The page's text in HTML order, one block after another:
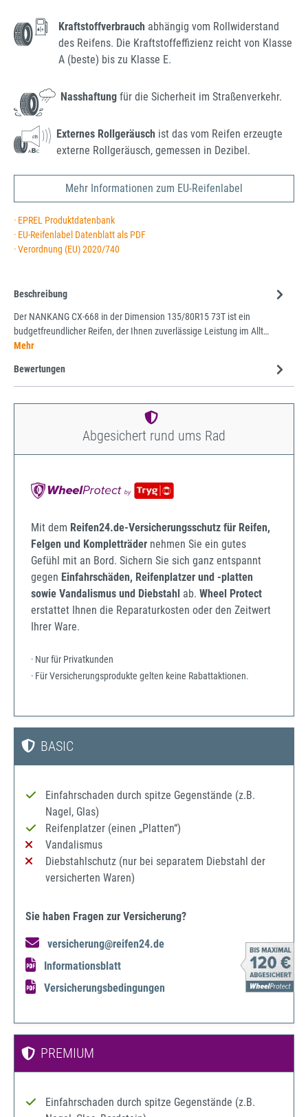
Kraftstoffverbrauch abhängig vom Rollwiderstand
des Reifens. Die Kraftstoffeffizienz reicht von Klasse
A (beste) bis zu Klasse E.
Nasshaftung für die Sicherheit im Straßenverkehr.
Externes Rollgeräusch ist das vom Reifen erzeugte
externe Rollgeräusch, gemessen in Dezibel.
Mehr Informationen zum EU-Reifenlabel
· EPREL Produktdatenbank
· EU-Reifenlabel Datenblatt als PDF
· Verordnung (EU) 2020/740
Beschreibung
Der NANKANG CX-668 in der Dimension 135/80R15 73T ist ein
budgetfreundlicher Reifen, der Ihnen zuverlässige Leistung im Allt…
Mehr
Bewertungen
Abgesichert rund ums Rad
Mit dem Reifen24.de-Versicherungsschutz für Reifen,
Felgen und Kompletträder nehmen Sie ein gutes
Gefühl mit an Bord. Sichern Sie sich ganz entspannt
gegen Einfahrschäden, Reifenplatzer und -platten
sowie Vandalismus und Diebstahl ab. Wheel Protect
erstattet Ihnen die Reparaturkosten oder den Zeitwert
Ihrer Ware.
· Nur für Privatkunden
· Für Versicherungsprodukte gelten keine Rabattaktionen.
BASIC
Einfahrschaden durch spitze Gegenstände (z.B.
Nagel, Glas)
Reifenplatzer (einen „Platten“)
Vandalismus
Diebstahlschutz (nur bei separatem Diebstahl der
versicherten Waren)
Sie haben Fragen zur Versicherung?
versicherung@reifen24.de
Informationsblatt
Versicherungsbedingungen
PREMIUM
Einfahrschaden durch spitze Gegenstände (z.B.